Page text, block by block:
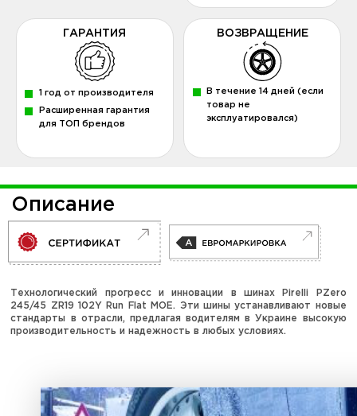
ГАРАНТИЯ
1 год от производителя
Расширенная гарантия
для ТОП брендов
ВОЗВРАЩЕНИЕ
В течение 14 дней (если
товар не
эксплуатировался)
Описание
Технологический прогресс и инновации в шинах Pirelli PZero
245/45 ZR19 102Y Run Flat MOE. Эти шины устанавливают новые
стандарты в отрасли, предлагая водителям в Украине высокую
производительность и надежность в любых условиях.